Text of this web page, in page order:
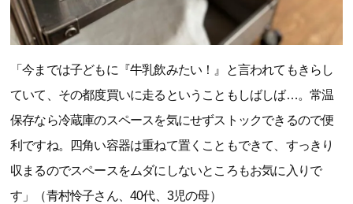
「今までは子どもに『牛乳飲みたい！』と言われてもきらし
ていて、その都度買いに走るということもしばしば…。常温
保存なら冷蔵庫のスペースを気にせずストックできるので便
利ですね。四角い容器は重ねて置くこともできて、すっきり
収まるのでスペースをムダにしないところもお気に入りで
す」（青村怜子さん、40代、3児の母）